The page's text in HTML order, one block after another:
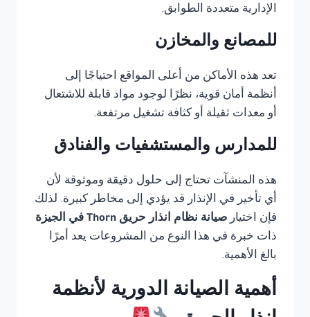
الإدارية متعددة الطوابق.
للمصانع والمخازن
تعد هذه الأماكن من أعلى المواقع احتياجًا إلى
أنظمة أمان قوية، نظرًا لوجود مواد قابلة للاشتعال
أو معدات ثقيلة أو كثافة تشغيل مرتفعة.
للمدارس والمستشفيات والفنادق
هذه المنشآت تحتاج إلى حلول دقيقة وموثوقة لأن
أي تأخير في الإنذار قد يؤدي إلى مخاطر كبيرة. لذلك
فإن اختيار صيانة نظام انذار حريق Thorn في الجيزة
ذات خبرة في هذا النوع من المشروعات يعد أمرًا
بالغ الأهمية.
أهمية الصيانة الدورية لأنظمة